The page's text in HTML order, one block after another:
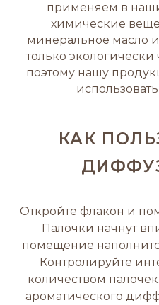
применяем в
химические
минеральное масло
только
поэтому нашу
КАК
Откройте флакон и
Палочки начнут
помещение
Контролируйте
количеством
ароматического